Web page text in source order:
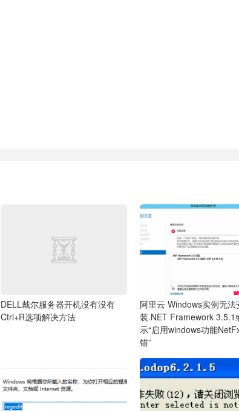
DELL戴尔服务器开机没有没有
Ctrl+R选项解决方法
阿里云 Windows实例无法
装.NET Framework 3.5.1
示“启用windows功能
错”